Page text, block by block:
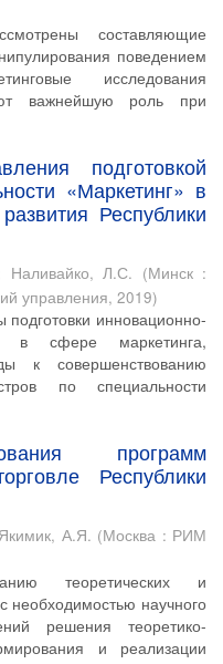
составляющие
поведением
исследования
важнейшую роль при
подготовкой
«Маркетинг» в
Республики
Наливайко, Л.С. (Минск :
управления, 2019)
подготовки инновационно-
в сфере маркетинга,
к совершенствованию
по специальности
программ
Республики
Якимик, А.Я. (Москва : РИМ
теоретических и
необходимостью научного
решения теоретико-
и реализации